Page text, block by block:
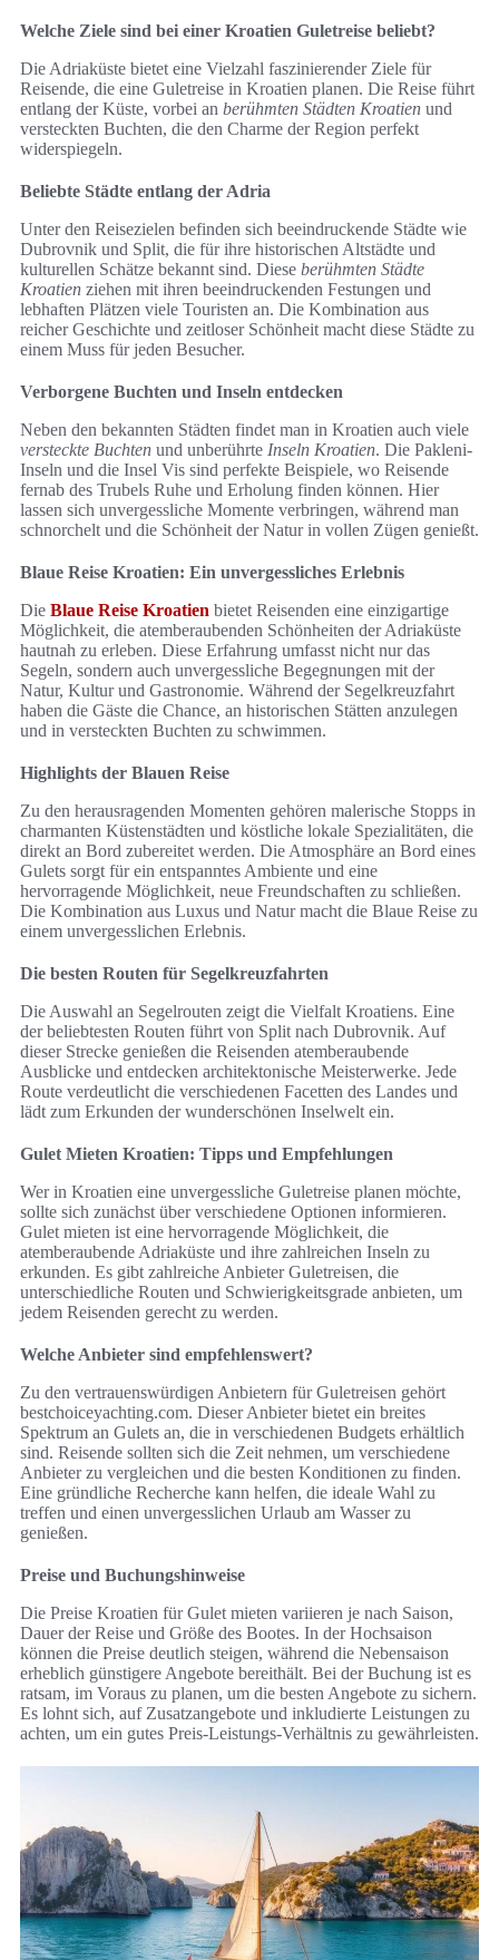
Welche Ziele sind bei einer Kroatien Guletreise beliebt?
Die Adriaküste bietet eine Vielzahl faszinierender Ziele für
Reisende, die eine Guletreise in Kroatien planen. Die Reise führt
entlang der Küste, vorbei an berühmten Städten Kroatien und
versteckten Buchten, die den Charme der Region perfekt
widerspiegeln.
Beliebte Städte entlang der Adria
Unter den Reisezielen befinden sich beeindruckende Städte wie
Dubrovnik und Split, die für ihre historischen Altstädte und
kulturellen Schätze bekannt sind. Diese berühmten Städte
Kroatien ziehen mit ihren beeindruckenden Festungen und
lebhaften Plätzen viele Touristen an. Die Kombination aus
reicher Geschichte und zeitloser Schönheit macht diese Städte zu
einem Muss für jeden Besucher.
Verborgene Buchten und Inseln entdecken
Neben den bekannten Städten findet man in Kroatien auch viele
versteckte Buchten und unberührte Inseln Kroatien. Die Pakleni-
Inseln und die Insel Vis sind perfekte Beispiele, wo Reisende
fernab des Trubels Ruhe und Erholung finden können. Hier
lassen sich unvergessliche Momente verbringen, während man
schnorchelt und die Schönheit der Natur in vollen Zügen genießt.
Blaue Reise Kroatien: Ein unvergessliches Erlebnis
Die Blaue Reise Kroatien bietet Reisenden eine einzigartige
Möglichkeit, die atemberaubenden Schönheiten der Adriaküste
hautnah zu erleben. Diese Erfahrung umfasst nicht nur das
Segeln, sondern auch unvergessliche Begegnungen mit der
Natur, Kultur und Gastronomie. Während der Segelkreuzfahrt
haben die Gäste die Chance, an historischen Stätten anzulegen
und in versteckten Buchten zu schwimmen.
Highlights der Blauen Reise
Zu den herausragenden Momenten gehören malerische Stopps in
charmanten Küstenstädten und köstliche lokale Spezialitäten, die
direkt an Bord zubereitet werden. Die Atmosphäre an Bord eines
Gulets sorgt für ein entspanntes Ambiente und eine
hervorragende Möglichkeit, neue Freundschaften zu schließen.
Die Kombination aus Luxus und Natur macht die Blaue Reise zu
einem unvergesslichen Erlebnis.
Die besten Routen für Segelkreuzfahrten
Die Auswahl an Segelrouten zeigt die Vielfalt Kroatiens. Eine
der beliebtesten Routen führt von Split nach Dubrovnik. Auf
dieser Strecke genießen die Reisenden atemberaubende
Ausblicke und entdecken architektonische Meisterwerke. Jede
Route verdeutlicht die verschiedenen Facetten des Landes und
lädt zum Erkunden der wunderschönen Inselwelt ein.
Gulet Mieten Kroatien: Tipps und Empfehlungen
Wer in Kroatien eine unvergessliche Guletreise planen möchte,
sollte sich zunächst über verschiedene Optionen informieren.
Gulet mieten ist eine hervorragende Möglichkeit, die
atemberaubende Adriaküste und ihre zahlreichen Inseln zu
erkunden. Es gibt zahlreiche Anbieter Guletreisen, die
unterschiedliche Routen und Schwierigkeitsgrade anbieten, um
jedem Reisenden gerecht zu werden.
Welche Anbieter sind empfehlenswert?
Zu den vertrauenswürdigen Anbietern für Guletreisen gehört
bestchoiceyachting.com. Dieser Anbieter bietet ein breites
Spektrum an Gulets an, die in verschiedenen Budgets erhältlich
sind. Reisende sollten sich die Zeit nehmen, um verschiedene
Anbieter zu vergleichen und die besten Konditionen zu finden.
Eine gründliche Recherche kann helfen, die ideale Wahl zu
treffen und einen unvergesslichen Urlaub am Wasser zu
genießen.
Preise und Buchungshinweise
Die Preise Kroatien für Gulet mieten variieren je nach Saison,
Dauer der Reise und Größe des Bootes. In der Hochsaison
können die Preise deutlich steigen, während die Nebensaison
erheblich günstigere Angebote bereithält. Bei der Buchung ist es
ratsam, im Voraus zu planen, um die besten Angebote zu sichern.
Es lohnt sich, auf Zusatzangebote und inkludierte Leistungen zu
achten, um ein gutes Preis-Leistungs-Verhältnis zu gewährleisten.